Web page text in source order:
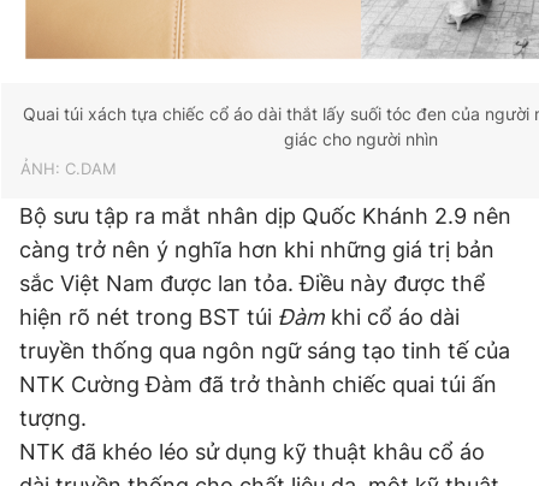
Quai túi xách tựa chiếc cổ áo dài thắt lấy suối tóc đen của người
giác cho người nhìn
ẢNH: C.DAM
Bộ sưu tập ra mắt nhân dịp Quốc Khánh 2.9 nên
càng trở nên ý nghĩa hơn khi những giá trị bản
sắc Việt Nam được lan tỏa. Điều này được thể
hiện rõ nét trong BST túi Đàm khi cổ áo dài
truyền thống qua ngôn ngữ sáng tạo tinh tế của
NTK Cường Đàm đã trở thành chiếc quai túi ấn
tượng.
NTK đã khéo léo sử dụng kỹ thuật khâu cổ áo